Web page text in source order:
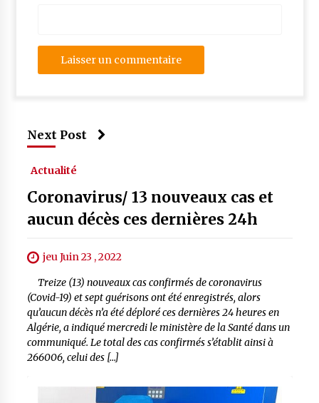
Next Post
Actualité
Coronavirus/ 13 nouveaux cas et
aucun décès ces dernières 24h
jeu Juin 23 , 2022
Treize (13) nouveaux cas confirmés de coronavirus
(Covid-19) et sept guérisons ont été enregistrés, alors
qu’aucun décès n’a été déploré ces dernières 24 heures en
Algérie, a indiqué mercredi le ministère de la Santé dans un
communiqué. Le total des cas confirmés s’établit ainsi à
266006, celui des […]